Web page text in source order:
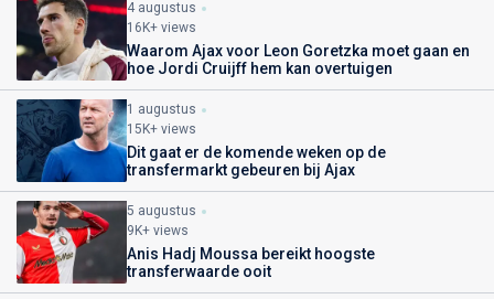
4 augustus
16K+ views
Waarom Ajax voor Leon Goretzka moet gaan en
hoe Jordi Cruijff hem kan overtuigen
1 augustus
15K+ views
Dit gaat er de komende weken op de
transfermarkt gebeuren bij Ajax
5 augustus
9K+ views
Anis Hadj Moussa bereikt hoogste
transferwaarde ooit